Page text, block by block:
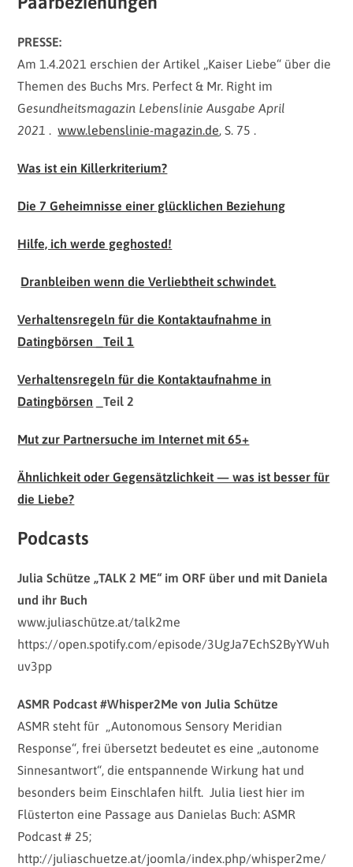
PRESSE:
Am 1.4.2021 erschien der Artikel „Kaiser Liebe“ über die
Themen des Buchs Mrs. Perfect & Mr. Right im
Gesundheitsmagazin Lebenslinie Ausgabe April
2021 .www.lebenslinie-magazin.de, S. 75 .
Was ist ein Killerkriterium?
Die 7 Geheimnisse einer glücklichen Beziehung
Hilfe, ich werde geghosted!
Dranbleiben wenn die Verliebtheit schwindet.
Verhaltensregeln für die Kontaktaufnahme in
Datingbörsen _Teil 1
Verhaltensregeln für die Kontaktaufnahme in
Datingbörsen _Teil 2
Mut zur Partnersuche im Internet mit 65+
Ähnlichkeit oder Gegensätzlichkeit — was ist besser für
die Liebe?
Podcasts
Julia Schütze „TALK 2 ME“ im ORF über und mit Daniela
und ihr Buch
www.juliaschütze.at/talk2me
https://open.spotify.com/episode/3UgJa7EchS2ByYWuh
uv3pp
ASMR Podcast #Whisper2Me von Julia Schütze
ASMR steht für „Autonomous Sensory Meridian
Response“, frei übersetzt bedeutet es eine „autonome
Sinnesantwort“, die entspannende Wirkung hat und
besonders beim Einschlafen hilft. Julia liest hier im
Flüsterton eine Passage aus Danielas Buch: ASMR
Podcast # 25;
http://juliaschuetze.at/joomla/index.php/whisper2me/